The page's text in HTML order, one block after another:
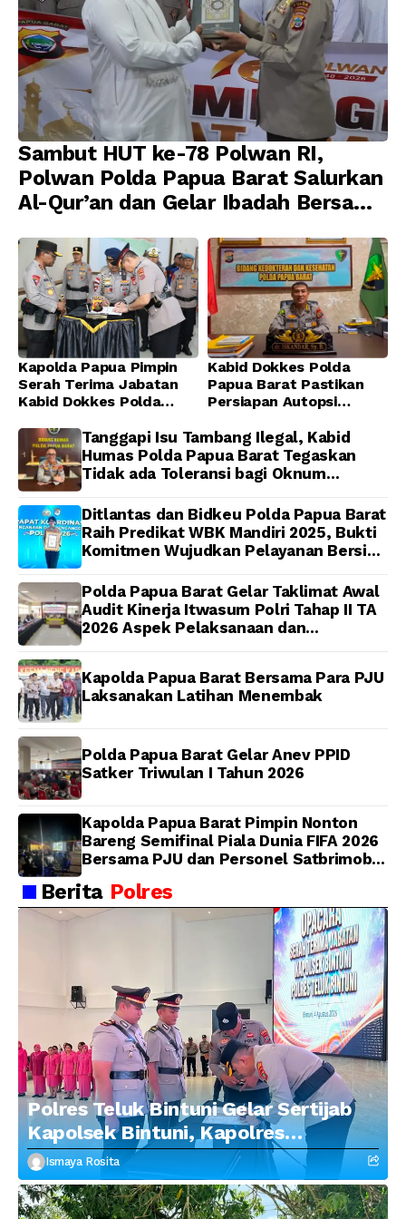
Sambut HUT ke-78 Polwan RI,
Polwan Polda Papua Barat Salurkan
Al-Qur’an dan Gelar Ibadah Bersama
Kapolda Papua Pimpin
Serah Terima Jabatan
Kabid Dokkes Polda
Kabid Dokkes Polda
Papua Barat Pastikan
Persiapan Autopsi
Papua Barat Yanto
Idorway Telah Matang,
Pelaksanaan
Dijadwalkan Kamis
Tanggapi Isu Tambang Ilegal, Kabid
Humas Polda Papua Barat Tegaskan
Tidak ada Toleransi bagi Oknum
Ditlantas dan Bidkeu Polda Papua Barat
Raih Predikat WBK Mandiri 2025, Bukti
Komitmen Wujudkan Pelayanan Bersih
Polda Papua Barat Gelar Taklimat Awal
Audit Kinerja Itwasum Polri Tahap II TA
2026 Aspek Pelaksanaan dan
Kapolda Papua Barat Bersama Para PJU
Laksanakan Latihan Menembak
Polda Papua Barat Gelar Anev PPID
Satker Triwulan I Tahun 2026
Kapolda Papua Barat Pimpin Nonton
Bareng Semifinal Piala Dunia FIFA 2026
Bersama PJU dan Personel Satbrimob
Berita Polres
Polres Teluk Bintuni Gelar Sertijab
Kapolsek Bintuni, Kapolres
Tekankan Profesionalisme dan
Penguatan Sinergitas
Ismaya Rosita